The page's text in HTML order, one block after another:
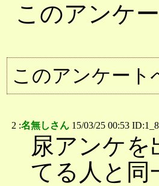
このアンケ
このアンケート
2 :名無しさん 15/03/25 00:53
尿アンケ
てる人と同